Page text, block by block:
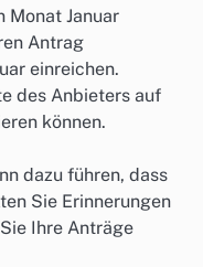
Monat Januar
Antrag
einreichen.
des Anbieters auf
können.
dazu führen, dass
Sie Erinnerungen
Ihre Anträge